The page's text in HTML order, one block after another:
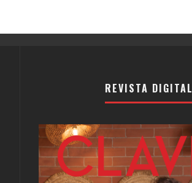
REVISTA DIGITAL